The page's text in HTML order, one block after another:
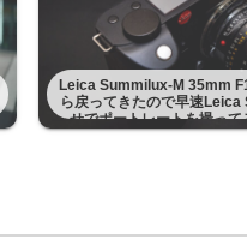
Leica Summilux-M 35mm
ら戻ってきたので早速Leica
せでポートレートを撮っ